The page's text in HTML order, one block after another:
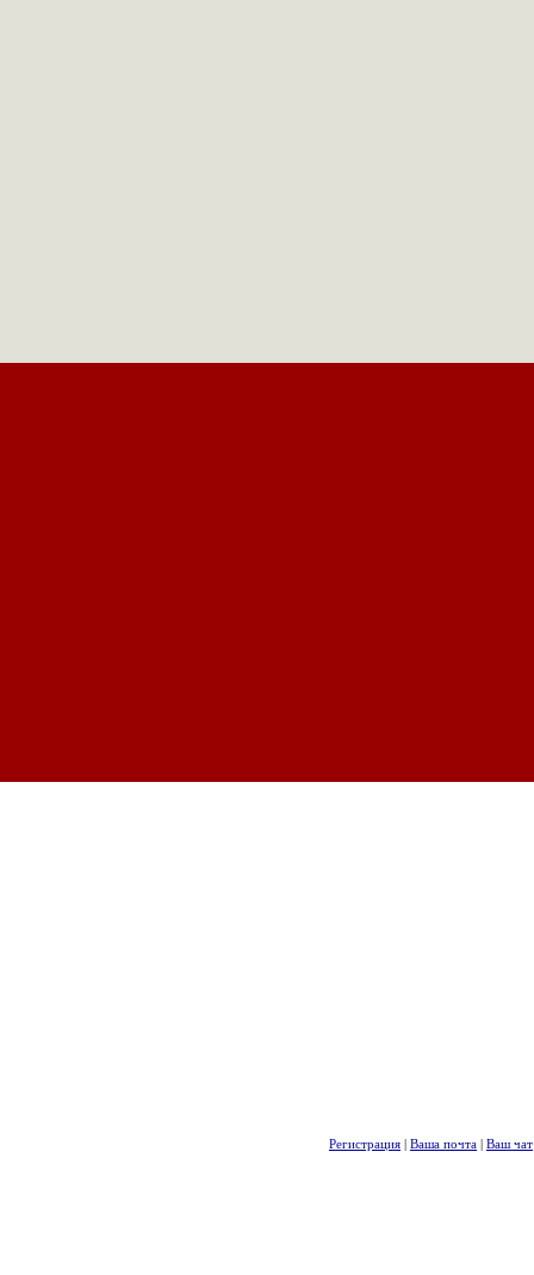
Регистрация | Ваша почта | Ваш чат